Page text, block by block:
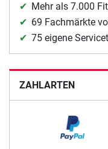
Mehr als 7.000
69 Fachmärkte
75 eigene
ZAHLARTEN